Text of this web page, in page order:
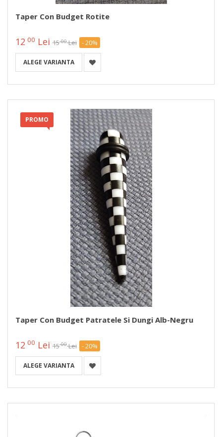
Taper Con Budget Rotite
12 00 Lei 1500 Lei - 20%
ALEGE VARIANTA
PROMO
Taper Con Budget Patratele Si Dungi Alb-Negru
12 00 Lei 1500 Lei - 20%
ALEGE VARIANTA